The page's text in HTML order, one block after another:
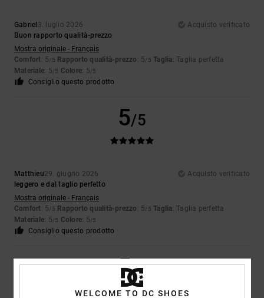
Gabriel 3. luglio 2026
Acquisto verificato
Buon rapporto qualità-prezzo
Mostra originale - Français
Comfort: 5/5 Rapporto qualità-prezzo : 5/5 Taglia: Taglia perfetta
Materiale: 5/5 Colore: 5/5
Consiglio questo prodotto
5/5
Matthieu29. giugno 2026
Acquisto verificato
leggero e dal taglio perfetto
Mostra originale - Français
Comfort: 5/5 Rapporto qualità-prezzo : 5/5 Taglia: Taglia perfetta
Materiale: 5/5 Colore: 5/5
Consiglio questo prodotto
5/5
WELCOME TO DC SHOES